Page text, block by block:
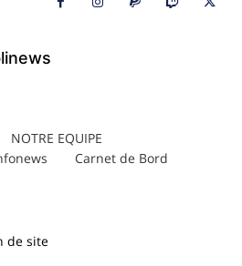
NOTRE EQUIPE
Carnet de Bord
de site